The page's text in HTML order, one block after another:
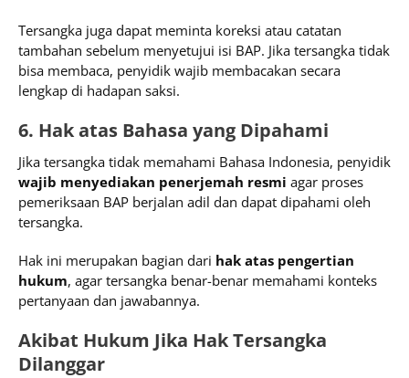
Tersangka juga dapat meminta koreksi atau catatan
tambahan sebelum menyetujui isi BAP. Jika tersangka tidak
bisa membaca, penyidik wajib membacakan secara
lengkap di hadapan saksi.
6. Hak atas Bahasa yang Dipahami
Jika tersangka tidak memahami Bahasa Indonesia, penyidik
wajib menyediakan penerjemah resmi agar proses
pemeriksaan BAP berjalan adil dan dapat dipahami oleh
tersangka.
Hak ini merupakan bagian dari hak atas pengertian
hukum, agar tersangka benar-benar memahami konteks
pertanyaan dan jawabannya.
Akibat Hukum Jika Hak Tersangka
Dilanggar